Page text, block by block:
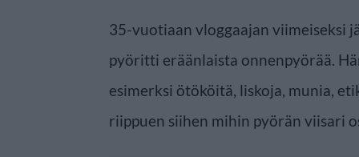
35-vuotiaan vloggaajan viimeiseksi
pyöritti eräänlaista onnenpyörää.
esimerksi ötököitä, liskoja, munia,
riippuen siihen mihin pyörän viisari